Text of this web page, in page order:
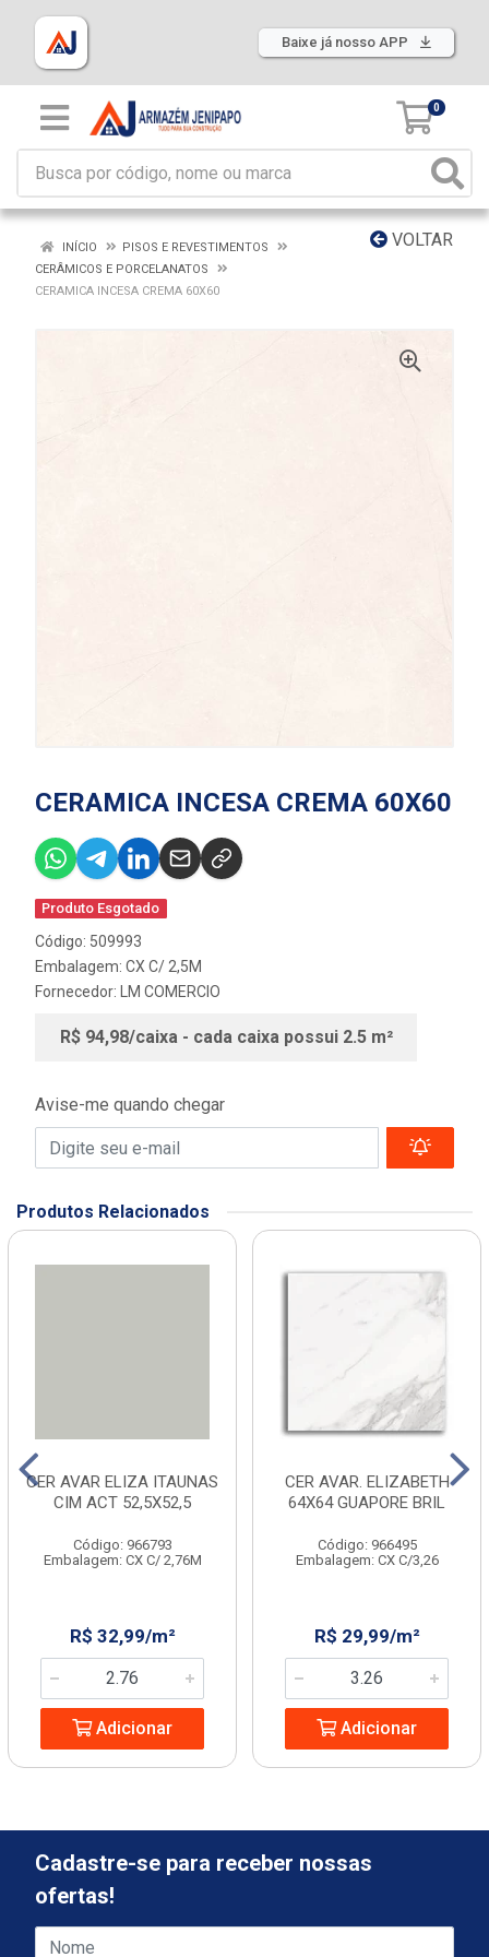
Baixe já nosso APP
0
VOLTAR
INÍCIO
PISOS E REVESTIMENTOS
CERÂMICOS E PORCELANATOS
CERAMICA INCESA CREMA 60X60
CERAMICA INCESA CREMA 60X60
Produto Esgotado
Código: 509993
Embalagem: CX C/ 2,5M
Fornecedor:
LM COMERCIO
R$ 94,98/caixa - cada caixa possui 2.5 m²
Avise-me quando chegar
Produtos Relacionados
CER AVAR ELIZA ITAUNAS
CIM ACT 52,5X52,5
Código: 966793
Embalagem: CX C/ 2,76M
R$ 32,99/m²
Adicionar
CER AVAR. ELIZABETH
64X64 GUAPORE BRIL
Código: 966495
Embalagem: CX C/3,26
R$ 29,99/m²
Adicionar
Cadastre-se para receber nossas
ofertas!